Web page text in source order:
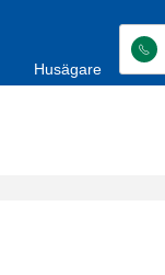
Husägare